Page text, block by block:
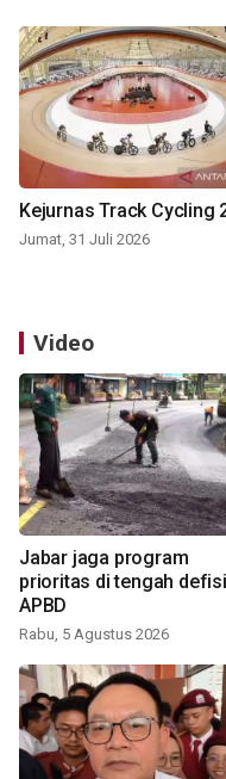
Kejurnas Track Cycling
Jumat, 31 Juli 2026
Video
Jabar jaga program
prioritas di tengah
APBD
Rabu, 5 Agustus 2026